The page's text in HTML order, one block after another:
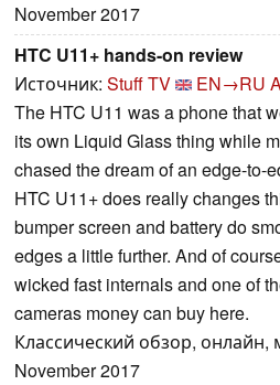
November 2017
HTC U11+ hands-on review
Источник: Stuff TV EN→RU
The HTC U11 was a phone that
its own Liquid Glass thing while
chased the dream of an edge-to-
HTC U11+ does really changes
bumper screen and battery do
edges a little further. And of
wicked fast internals and one of
cameras money can buy here.
Классический обзор,
November 2017